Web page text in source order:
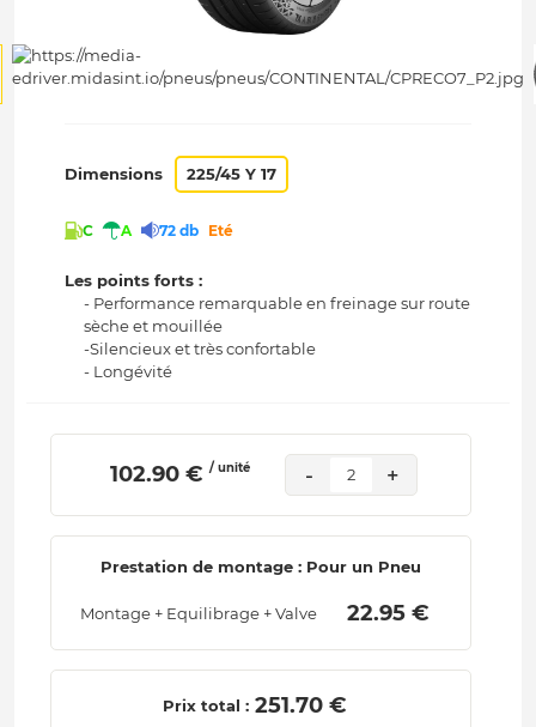
Dimensions 225/45 Y 17
C A 72 db Eté
Les points forts :
- Performance remarquable en freinage sur route
sèche et mouillée
-Silencieux et très confortable
- Longévité
102.90 € / unité - 2 +
Prestation de montage : Pour un Pneu
Montage + Equilibrage + Valve 22.95 €
Prix total : 251.70 €